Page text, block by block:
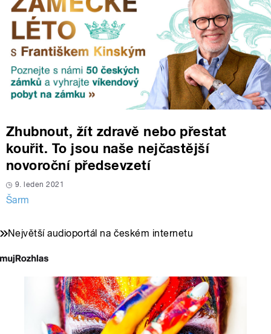
Zhubnout, žít zdravě nebo přestat
kouřit. To jsou naše nejčastější
novoroční předsevzetí
9. leden 2021
Šarm
Největší audioportál na českém internetu